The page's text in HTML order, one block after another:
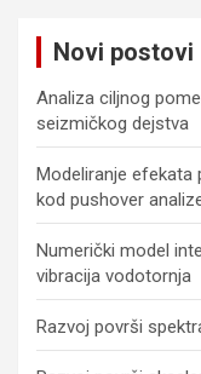
Novi postovi
Analiza ciljnog
seizmičkog dejstva
Modeliranje efekata
kod pushover
Numerički model
vibracija vodotornja
Razvoj površi